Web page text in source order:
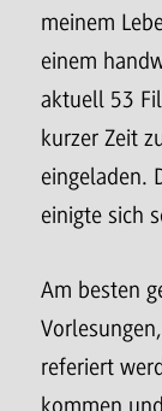
meinem
einem
aktuell 53
kurzer Zeit
eingeladen.
einigte sich
Am besten
referiert